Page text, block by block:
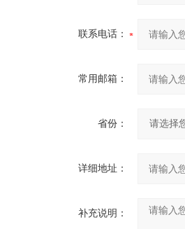
联系电话：
常用邮箱：
省份：
详细地址：
补充说明：